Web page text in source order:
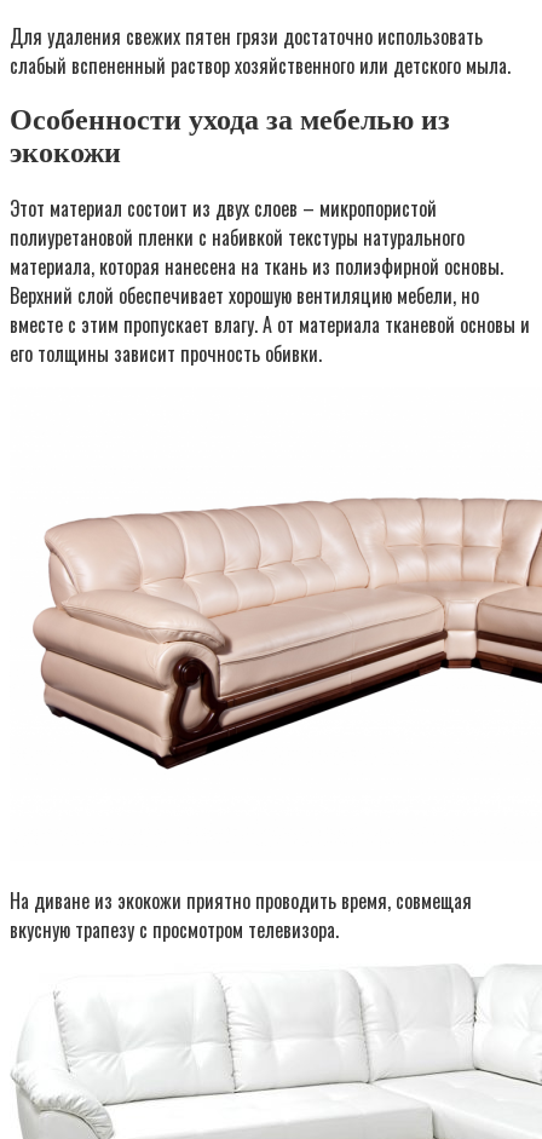
Для удаления свежих пятен грязи достаточно использовать
слабый вспененный раствор хозяйственного или детского мыла.
Особенности ухода за мебелью из
экокожи
Этот материал состоит из двух слоев – микропористой
полиуретановой пленки с набивкой текстуры натурального
материала, которая нанесена на ткань из полиэфирной основы.
Верхний слой обеспечивает хорошую вентиляцию мебели, но
вместе с этим пропускает влагу. А от материала тканевой основы и
его толщины зависит прочность обивки.
На диване из экокожи приятно проводить время, совмещая
вкусную трапезу с просмотром телевизора.